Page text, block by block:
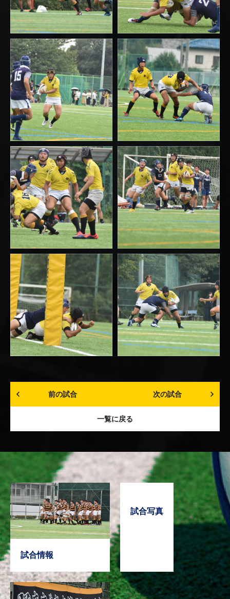
前の試合
一覧に戻る
次の試合
試合情報
試合写真